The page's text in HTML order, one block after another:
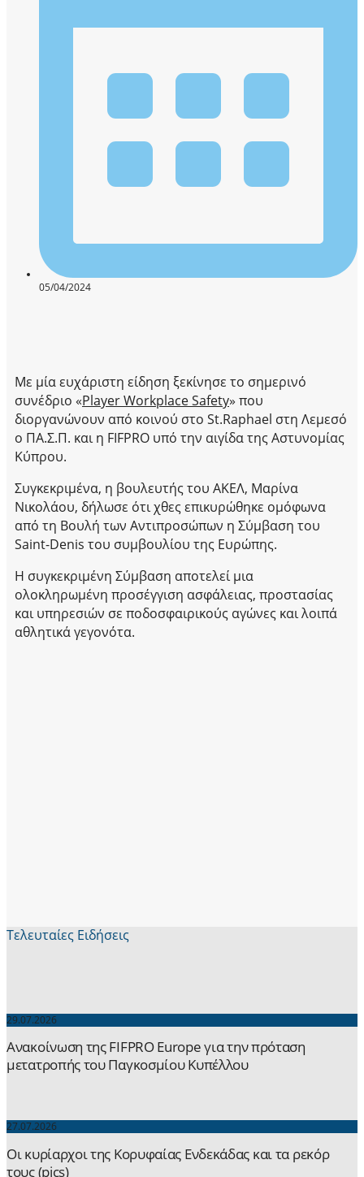
05/04/2024
Με μία ευχάριστη είδηση ξεκίνησε το σημερινό
συνέδριο «Player Workplace Safety» που
διοργανώνουν από κοινού στο St.Raphael στη Λεμεσό
ο ΠΑ.Σ.Π. και η FIFPRO υπό την αιγίδα της Αστυνομίας
Κύπρου.
Συγκεκριμένα, η βουλευτής του ΑΚΕΛ, Μαρίνα
Νικολάου, δήλωσε ότι χθες επικυρώθηκε ομόφωνα
από τη Βουλή των Αντιπροσώπων η Σύμβαση του
Saint-Denis του συμβουλίου της Ευρώπης.
Η συγκεκριμένη Σύμβαση αποτελεί μια
ολοκληρωμένη προσέγγιση ασφάλειας, προστασίας
και υπηρεσιών σε ποδοσφαιρικούς αγώνες και λοιπά
αθλητικά γεγονότα.
Τελευταίες Ειδήσεις
29.07.2026
Ανακοίνωση της FIFPRO Europe για την πρόταση
μετατροπής του Παγκοσμίου Κυπέλλου
27.07.2026
Οι κυρίαρχοι της Κορυφαίας Ενδεκάδας και τα ρεκόρ
τους (pics)